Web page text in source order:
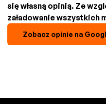
się własną opinią. Ze
załadowanie wszystkich
Zobacz opinie na